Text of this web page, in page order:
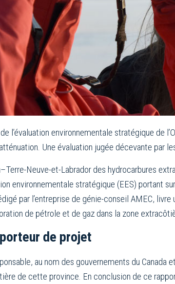
l’évaluation environnementale stratégique de
Une évaluation jugée décevante par
Neuve-et-Labrador des hydrocarbures
environnementale stratégique (EES) portant
par l’entreprise de génie-conseil AMEC,
de pétrole et de gaz dans la zone
de projet
au nom des gouvernements du
de cette province. En conclusion de ce